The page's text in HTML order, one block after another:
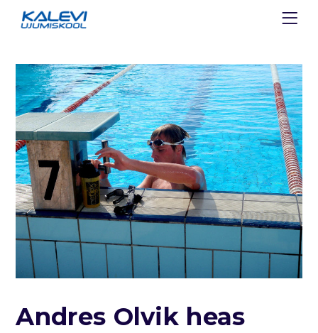
Andres Olvik heas